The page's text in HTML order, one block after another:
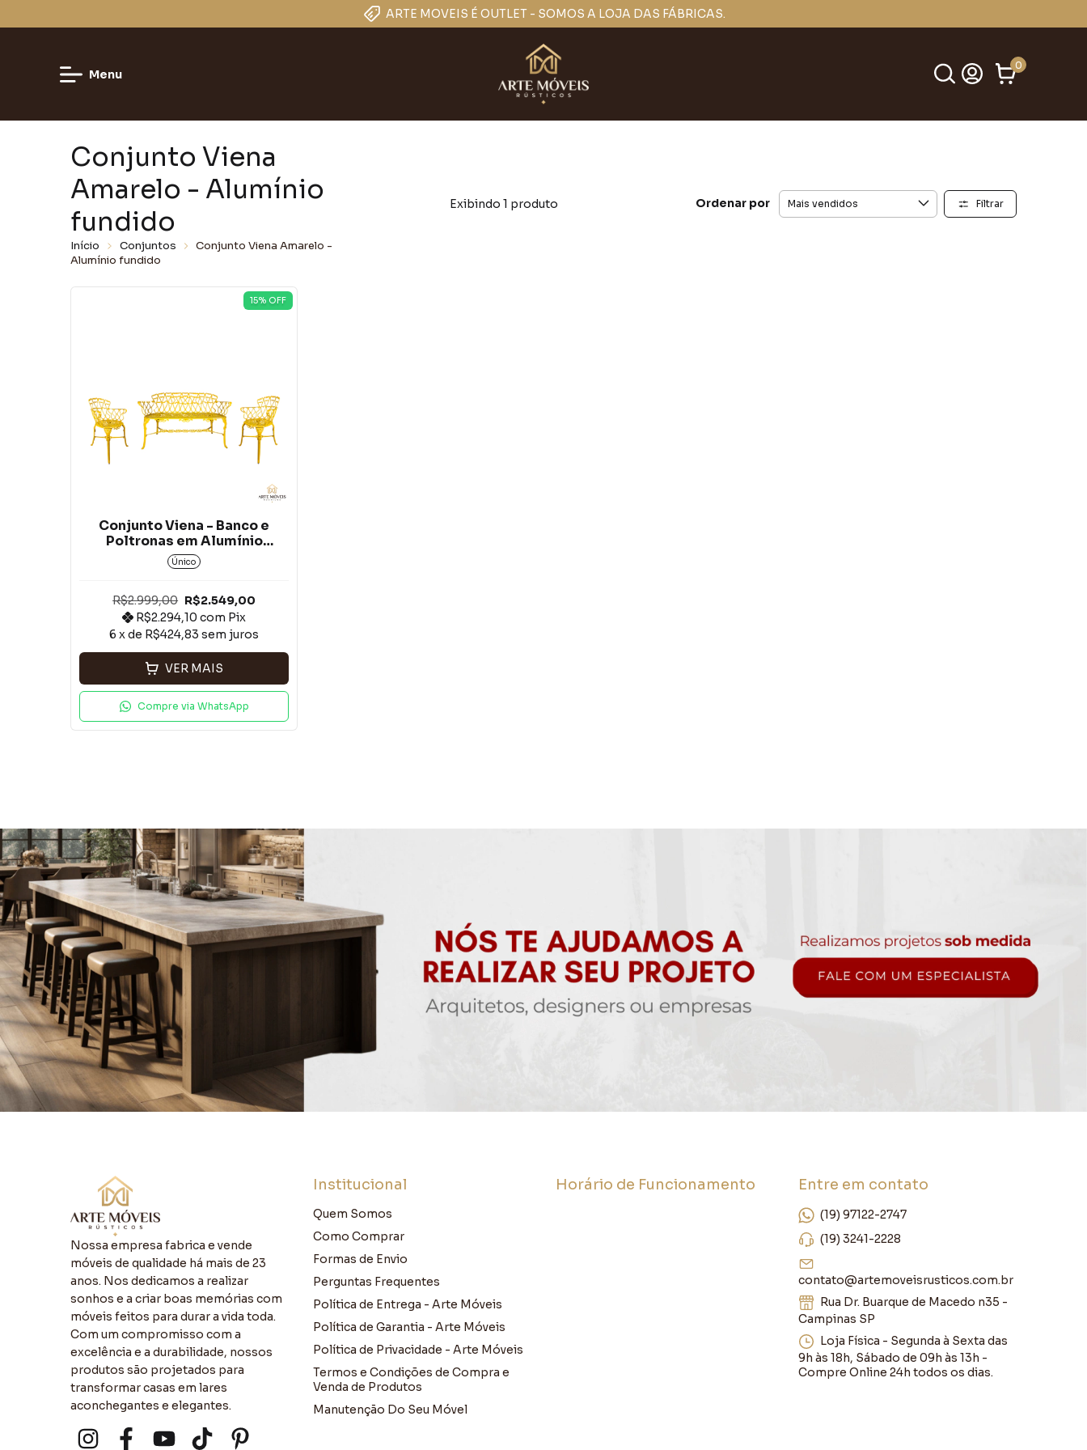
ARTE MOVEIS É OUTLET - SOMOS A LOJA DAS FÁBRICAS.
Menu
0
Conjunto Viena
Amarelo - Alumínio
fundido
Início Conjuntos
Conjunto Viena Amarelo -
Alumínio fundido
Exibindo 1 produto Ordenar por Filtrar
15% OFF
Conjunto Viena - Banco e
Poltronas em Alumínio
Fundido Amarelo*
Único
R$2.999,00 R$2.549,00
R$2.294,10com Pix
6 x de R$424,83 sem juros
VER MAIS
Compre via WhatsApp
Nossa empresa fabrica e vende
móveis de qualidade há mais de 23
anos. Nos dedicamos a realizar
sonhos e a criar boas memórias com
móveis feitos para durar a vida toda.
Com um compromisso com a
excelência e a durabilidade, nossos
produtos são projetados para
transformar casas em lares
aconchegantes e elegantes.
Institucional
Quem Somos
Como Comprar
Formas de Envio
Perguntas Frequentes
Política de Entrega - Arte Móveis
Política de Garantia - Arte Móveis
Política de Privacidade - Arte Móveis
Termos e Condições de Compra e
Venda de Produtos
Manutenção Do Seu Móvel
Horário de Funcionamento Entre em contato
(19) 97122-2747
(19) 3241-2228
contato@artemoveisrusticos.com.br
Rua Dr. Buarque de Macedo n35 -
Campinas SP
Loja Física - Segunda à Sexta das
9h às 18h, Sábado de 09h às 13h -
Compre Online 24h todos os dias.